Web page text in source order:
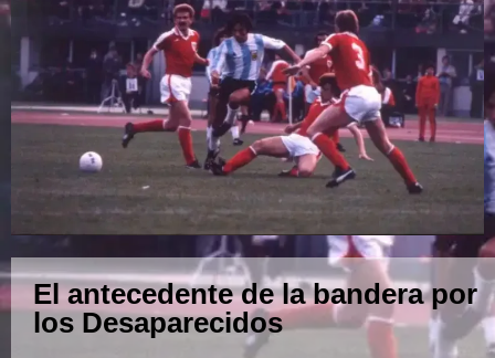
El antecedente de la bandera por
los Desaparecidos